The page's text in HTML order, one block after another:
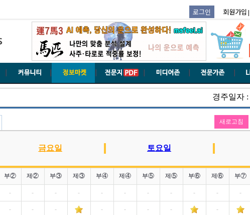
경주일자 :
새로고침
금요일 토요일
부② 제② 부③ 제③ 부④ 제④ 부⑤ 제⑤ 부⑥ 제⑥ 부⑦
- - - - - - - - - - -
- - - - - - - -